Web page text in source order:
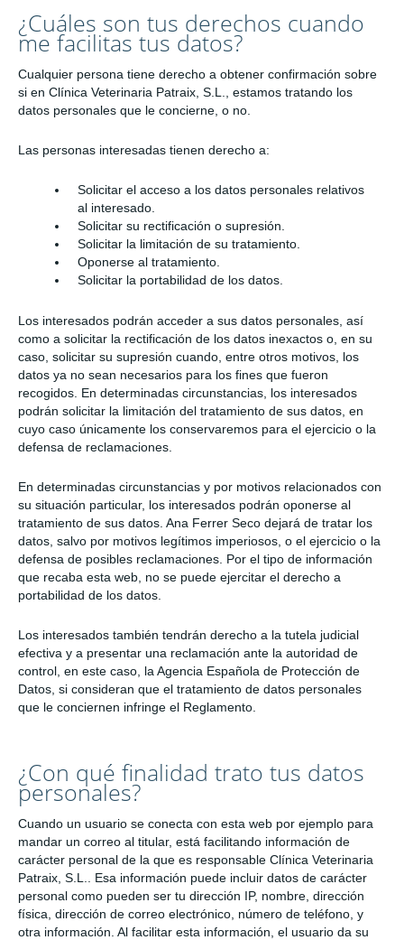
¿Cuáles son tus derechos cuando
me facilitas tus datos?
Cualquier persona tiene derecho a obtener confirmación sobre
si en Clínica Veterinaria Patraix, S.L., estamos tratando los
datos personales que le concierne, o no.
Las personas interesadas tienen derecho a:
Solicitar el acceso a los datos personales relativos
al interesado.
Solicitar su rectificación o supresión.
Solicitar la limitación de su tratamiento.
Oponerse al tratamiento.
Solicitar la portabilidad de los datos.
Los interesados podrán acceder a sus datos personales, así
como a solicitar la rectificación de los datos inexactos o, en su
caso, solicitar su supresión cuando, entre otros motivos, los
datos ya no sean necesarios para los fines que fueron
recogidos. En determinadas circunstancias, los interesados
podrán solicitar la limitación del tratamiento de sus datos, en
cuyo caso únicamente los conservaremos para el ejercicio o la
defensa de reclamaciones.
En determinadas circunstancias y por motivos relacionados con
su situación particular, los interesados podrán oponerse al
tratamiento de sus datos. Ana Ferrer Seco dejará de tratar los
datos, salvo por motivos legítimos imperiosos, o el ejercicio o la
defensa de posibles reclamaciones. Por el tipo de información
que recaba esta web, no se puede ejercitar el derecho a
portabilidad de los datos.
Los interesados también tendrán derecho a la tutela judicial
efectiva y a presentar una reclamación ante la autoridad de
control, en este caso, la Agencia Española de Protección de
Datos, si consideran que el tratamiento de datos personales
que le conciernen infringe el Reglamento.
¿Con qué finalidad trato tus datos
personales?
Cuando un usuario se conecta con esta web por ejemplo para
mandar un correo al titular, está facilitando información de
carácter personal de la que es responsable Clínica Veterinaria
Patraix, S.L.. Esa información puede incluir datos de carácter
personal como pueden ser tu dirección IP, nombre, dirección
física, dirección de correo electrónico, número de teléfono, y
otra información. Al facilitar esta información, el usuario da su